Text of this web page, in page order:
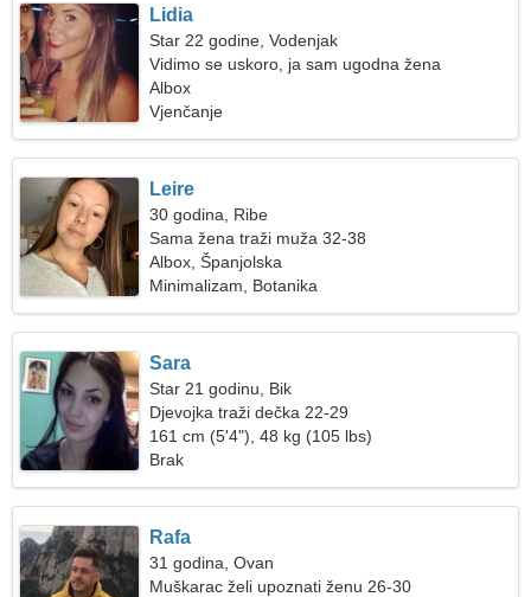
Lidia
Star 22 godine, Vodenjak
Vidimo se uskoro, ja sam ugodna žena
Albox
Vjenčanje
Leire
30 godina, Ribe
Sama žena traži muža 32-38
Albox, Španjolska
Minimalizam, Botanika
Sara
Star 21 godinu, Bik
Djevojka traži dečka 22-29
161 cm (5'4"), 48 kg (105 lbs)
Brak
Rafa
31 godina, Ovan
Muškarac želi upoznati ženu 26-30